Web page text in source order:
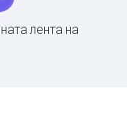
лента на